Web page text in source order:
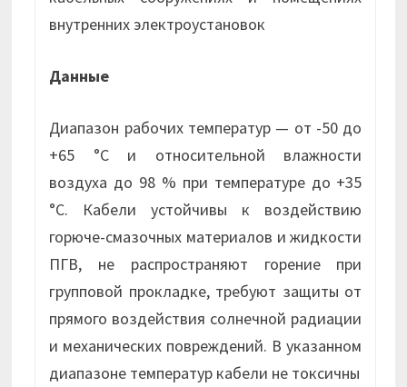
внутренних электроустановок
Данные
Диапазон рабочих температур — от -50 до
+65 °С и относительной влажности
воздуха до 98 % при температуре до +35
°С. Кабели устойчивы к воздействию
горюче-смазочных материалов и жидкости
ПГВ, не распространяют горение при
групповой прокладке, требуют защиты от
прямого воздействия солнечной радиации
и механических повреждений. В указанном
диапазоне температур кабели не токсичны